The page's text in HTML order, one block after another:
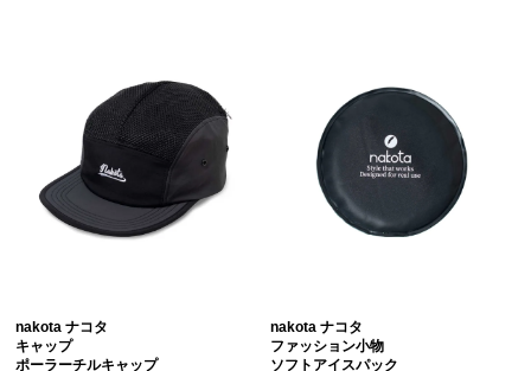
nakota ナコタ
キャップ
ポーラーチルキャップ
nakota ナコタ
ファッション小物
ソフトアイスパック